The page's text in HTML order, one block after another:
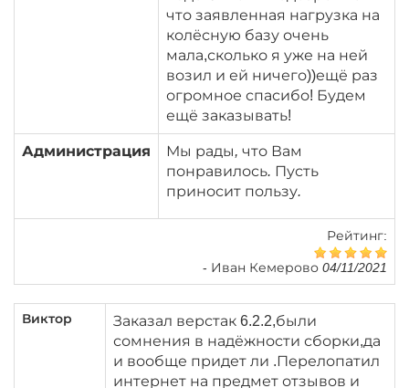
что заявленная нагрузка на
колёсную базу очень
мала,сколько я уже на ней
возил и ей ничего))ещё раз
огромное спасибо! Будем
ещё заказывать!
Администрация
Мы рады, что Вам
понравилось. Пусть
приносит пользу.
Рейтинг:
- Иван Кемерово 04/11/2021
Виктор
Заказал верстак 6.2.2,были
сомнения в надёжности сборки,да
и вообще придет ли .Перелопатил
интернет на предмет отзывов и